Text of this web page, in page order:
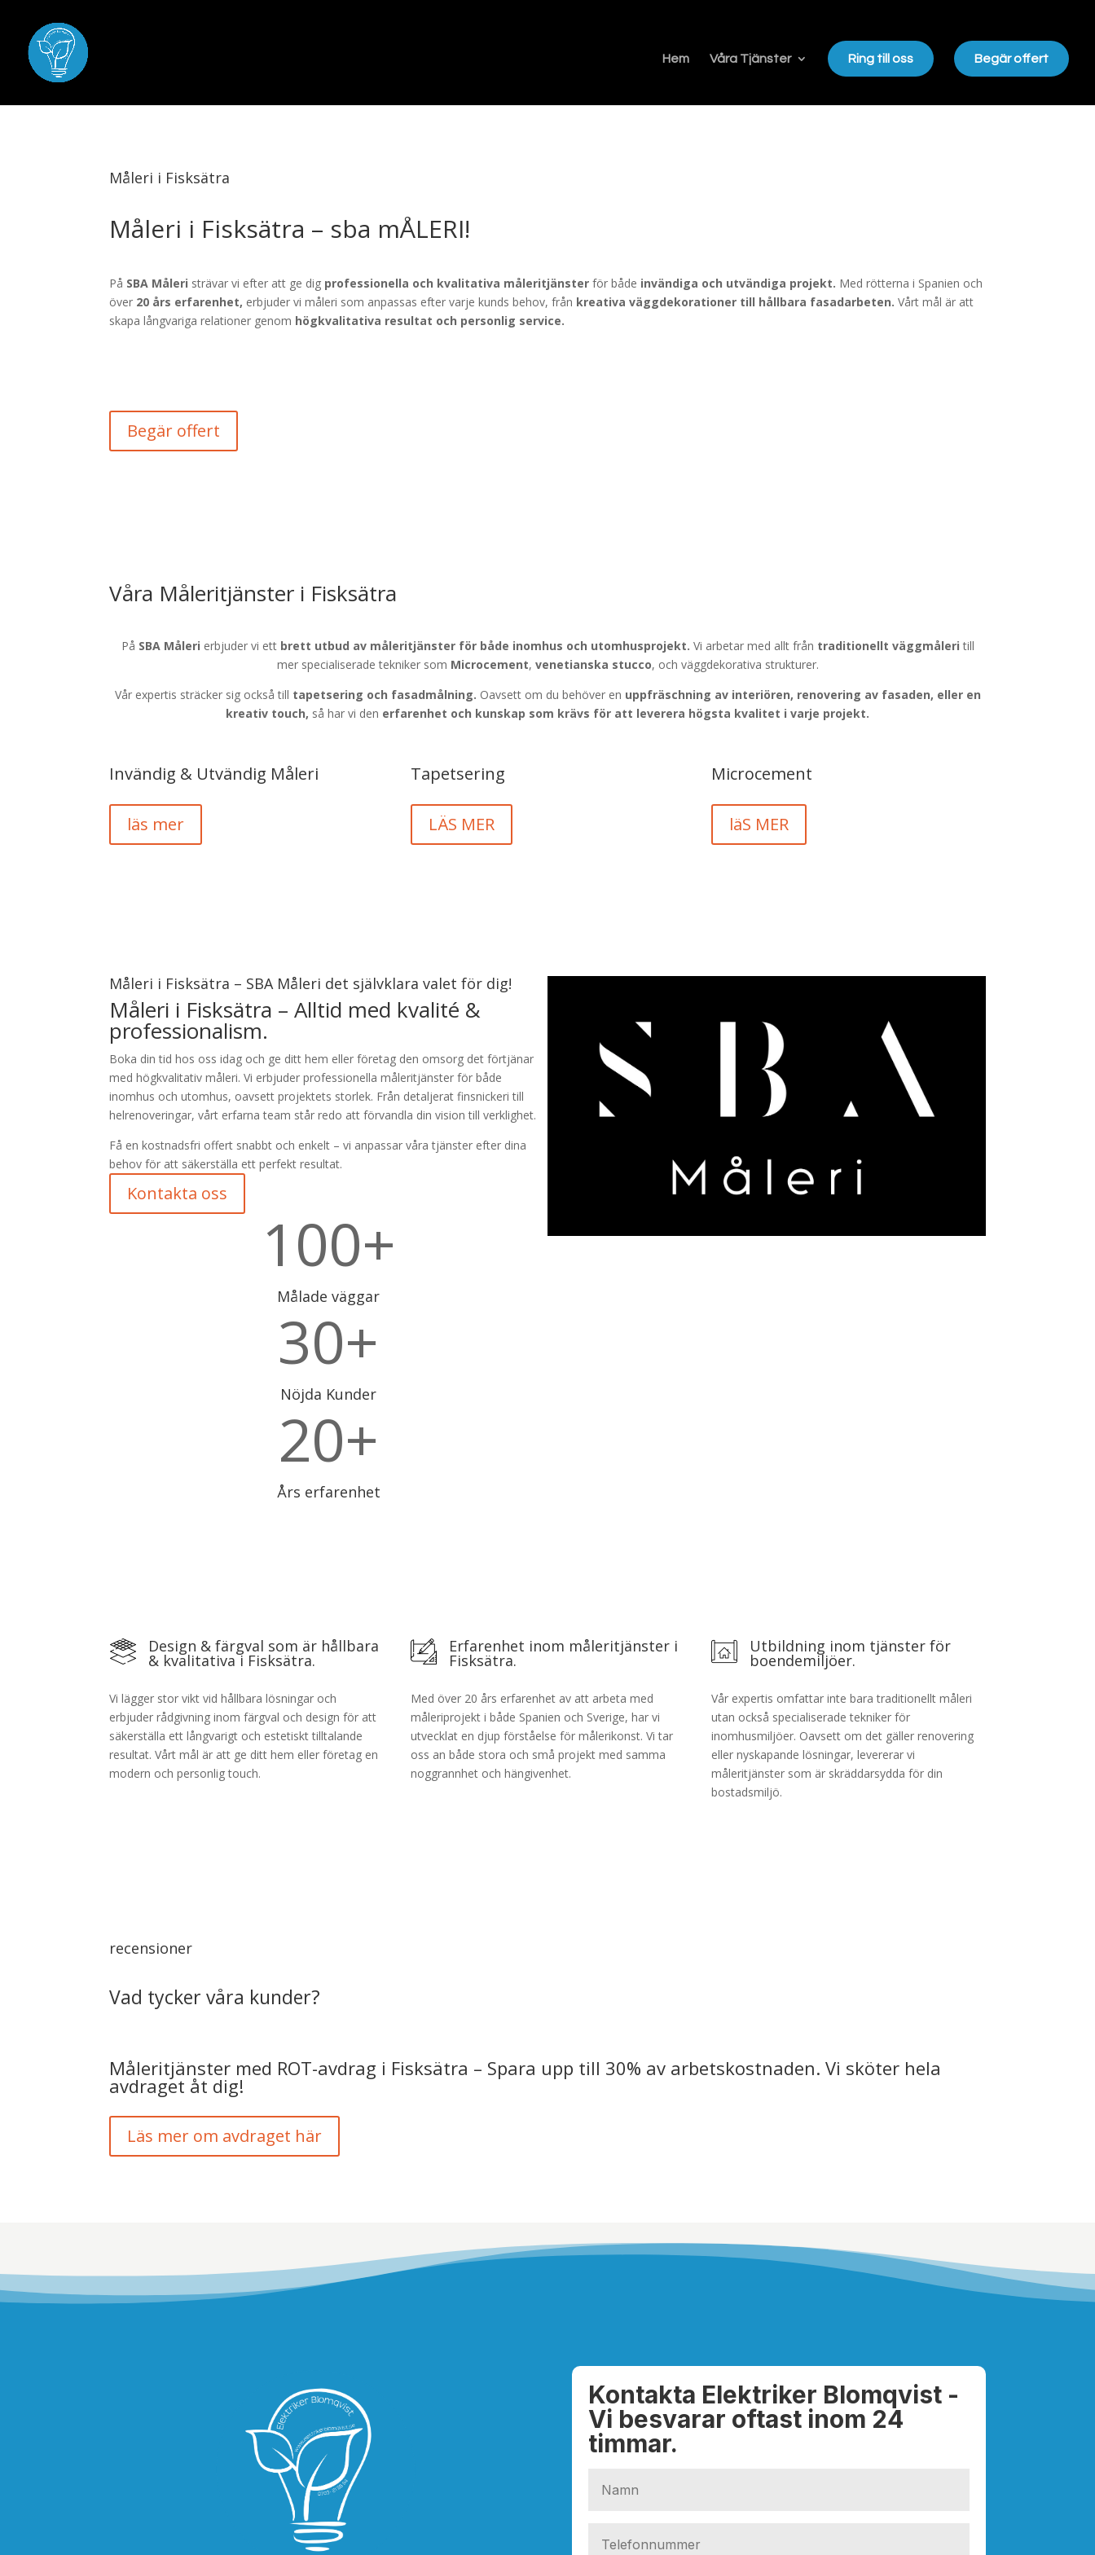
Hem Våra Tjänster Ring till oss Begär offert
Måleri i Fisksätra
Måleri i Fisksätra – sba mÅLERI!
På SBA Måleri strävar vi efter att ge dig professionella och kvalitativa måleritjänster för både invändiga och utvändiga projekt. Med rötterna i Spanien och
över 20 års erfarenhet, erbjuder vi måleri som anpassas efter varje kunds behov, från kreativa väggdekorationer till hållbara fasadarbeten. Vårt mål är att
skapa långvariga relationer genom högkvalitativa resultat och personlig service.
Begär offert
Våra Måleritjänster i Fisksätra
På SBA Måleri erbjuder vi ett brett utbud av måleritjänster för både inomhus och utomhusprojekt. Vi arbetar med allt från traditionellt väggmåleri till
mer specialiserade tekniker som Microcement, venetianska stucco, och väggdekorativa strukturer.
Vår expertis sträcker sig också till tapetsering och fasadmålning. Oavsett om du behöver en uppfräschning av interiören, renovering av fasaden, eller en
kreativ touch, så har vi den erfarenhet och kunskap som krävs för att leverera högsta kvalitet i varje projekt.
Invändig & Utvändig Måleri
läs mer
Tapetsering
LÄS MER
Microcement
läS MER
Måleri i Fisksätra – SBA Måleri det självklara valet för dig!
Måleri i Fisksätra – Alltid med kvalité &
professionalism.
Boka din tid hos oss idag och ge ditt hem eller företag den omsorg det förtjänar
med högkvalitativ måleri. Vi erbjuder professionella måleritjänster för både
inomhus och utomhus, oavsett projektets storlek. Från detaljerat finsnickeri till
helrenoveringar, vårt erfarna team står redo att förvandla din vision till verklighet.
Få en kostnadsfri offert snabbt och enkelt – vi anpassar våra tjänster efter dina
behov för att säkerställa ett perfekt resultat.
Kontakta oss
100+
Målade väggar
30+
Nöjda Kunder
20+
Års erfarenhet
Design & färgval som är hållbara
& kvalitativa i Fisksätra.
Vi lägger stor vikt vid hållbara lösningar och
erbjuder rådgivning inom färgval och design för att
säkerställa ett långvarigt och estetiskt tilltalande
resultat. Vårt mål är att ge ditt hem eller företag en
modern och personlig touch.
Erfarenhet inom måleritjänster i
Fisksätra.
Med över 20 års erfarenhet av att arbeta med
måleriprojekt i både Spanien och Sverige, har vi
utvecklat en djup förståelse för målerikonst. Vi tar
oss an både stora och små projekt med samma
noggrannhet och hängivenhet.
Utbildning inom tjänster för
boendemiljöer.
Vår expertis omfattar inte bara traditionellt måleri
utan också specialiserade tekniker för
inomhusmiljöer. Oavsett om det gäller renovering
eller nyskapande lösningar, levererar vi
måleritjänster som är skräddarsydda för din
bostadsmiljö.
recensioner
Vad tycker våra kunder?
Måleritjänster med ROT-avdrag i Fisksätra – Spara upp till 30% av arbetskostnaden. Vi sköter hela
avdraget åt dig!
Läs mer om avdraget här
Kontakta Elektriker Blomqvist -
Vi besvarar oftast inom 24
timmar.